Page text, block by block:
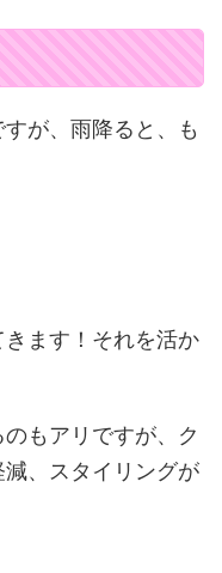
が、雨降ると、も
ます！それを活か
もアリですが、ク
、スタイリングが